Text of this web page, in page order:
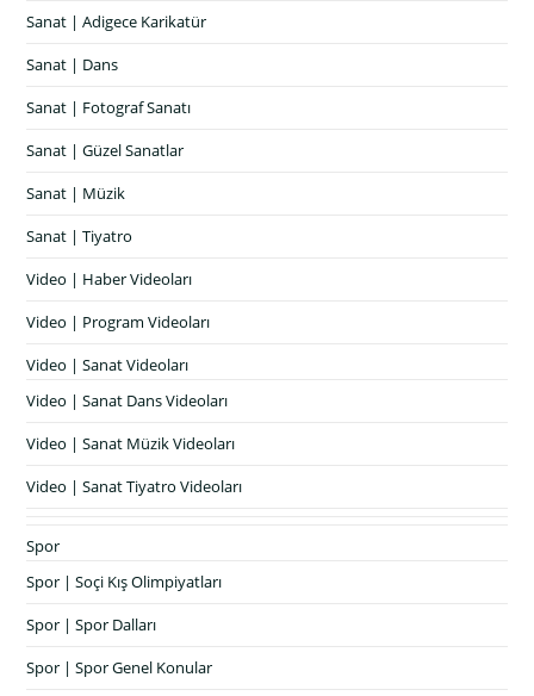
Sanat | Adigece Karikatür
Sanat | Dans
Sanat | Fotograf Sanatı
Sanat | Güzel Sanatlar
Sanat | Müzik
Sanat | Tiyatro
Video | Haber Videoları
Video | Program Videoları
Video | Sanat Videoları
Video | Sanat Dans Videoları
Video | Sanat Müzik Videoları
Video | Sanat Tiyatro Videoları
Spor
Spor | Soçi Kış Olimpiyatları
Spor | Spor Dalları
Spor | Spor Genel Konular